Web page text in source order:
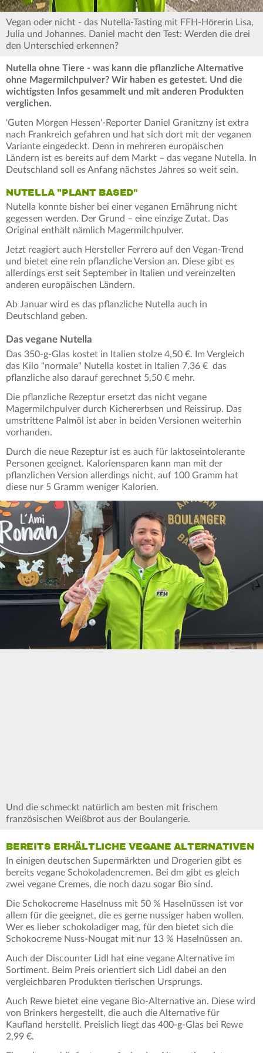
Vegan oder nicht - das Nutella-Tasting mit FFH-Hörerin Lisa,
Julia und Johannes. Daniel macht den Test: Werden die drei
den Unterschied erkennen?
Nutella ohne Tiere - was kann die pflanzliche Alternative
ohne Magermilchpulver? Wir haben es getestet. Und die
wichtigsten Infos gesammelt und mit anderen Produkten
verglichen.
'Guten Morgen Hessen'-Reporter Daniel Granitzny ist extra
nach Frankreich gefahren und hat sich dort mit der veganen
Variante eingedeckt. Denn in mehreren europäischen
Ländern ist es bereits auf dem Markt – das vegane Nutella. In
Deutschland soll es Anfang nächstes Jahres so weit sein.
NUTELLA "PLANT BASED"
Nutella konnte bisher bei einer veganen Ernährung nicht
gegessen werden. Der Grund – eine einzige Zutat. Das
Original enthält nämlich Magermilchpulver.
Jetzt reagiert auch Hersteller Ferrero auf den Vegan-Trend
und bietet eine rein pflanzliche Version an. Diese gibt es
allerdings erst seit September in Italien und vereinzelten
anderen europäischen Ländern.
Ab Januar wird es das pflanzliche Nutella auch in
Deutschland geben.
Das vegane Nutella
Das 350-g-Glas kostet in Italien stolze 4,50 €. Im Vergleich
das Kilo "normale" Nutella kostet in Italien 7,36 € das
pflanzliche also darauf gerechnet 5,50 € mehr.
Die pflanzliche Rezeptur ersetzt das nicht vegane
Magermilchpulver durch Kichererbsen und Reissirup. Das
umstrittene Palmöl ist aber in beiden Versionen weiterhin
vorhanden.
Durch die neue Rezeptur ist es auch für laktoseintolerante
Personen geeignet. Kaloriensparen kann man mit der
pflanzlichen Version allerdings nicht, auf 100 Gramm hat
diese nur 5 Gramm weniger Kalorien.
Und die schmeckt natürlich am besten mit frischem
französischen Weißbrot aus der Boulangerie.
BEREITS ERHÄLTLICHE VEGANE ALTERNATIVEN
In einigen deutschen Supermärkten und Drogerien gibt es
bereits vegane Schokoladencremen. Bei dm gibt es gleich
zwei vegane Cremes, die noch dazu sogar Bio sind.
Die Schokocreme Haselnuss mit 50 % Haselnüssen ist vor
allem für die geeignet, die es gerne nussiger haben wollen.
Wer es lieber schokoladiger mag, für den bietet sich die
Schokocreme Nuss-Nougat mit nur 13 % Haselnüssen an.
Auch der Discounter Lidl hat eine vegane Alternative im
Sortiment. Beim Preis orientiert sich Lidl dabei an den
vergleichbaren Produkten tierischen Ursprungs.
Auch Rewe bietet eine vegane Bio-Alternative an. Diese wird
von Brinkers hergestellt, die auch die Alternative für
Kaufland herstellt. Preislich liegt das 400-g-Glas bei Rewe
2,99 €.